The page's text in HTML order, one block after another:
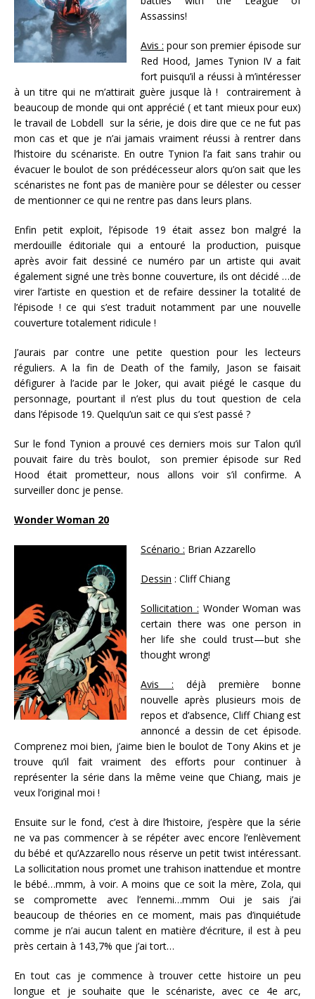
Assassins!
Avis : pour son premier épisode sur
Red Hood, James Tynion IV a fait
fort puisqu’il a réussi à m’intéresser
à un titre qui ne m’attirait guère jusque là ! contrairement à
beaucoup de monde qui ont apprécié ( et tant mieux pour eux)
le travail de Lobdell sur la série, je dois dire que ce ne fut pas
mon cas et que je n’ai jamais vraiment réussi à rentrer dans
l’histoire du scénariste. En outre Tynion l’a fait sans trahir ou
évacuer le boulot de son prédécesseur alors qu’on sait que les
scénaristes ne font pas de manière pour se délester ou cesser
de mentionner ce qui ne rentre pas dans leurs plans.
Enfin petit exploit, l’épisode 19 était assez bon malgré la
merdouille éditoriale qui a entouré la production, puisque
après avoir fait dessiné ce numéro par un artiste qui avait
également signé une très bonne couverture, ils ont décidé …de
virer l’artiste en question et de refaire dessiner la totalité de
l’épisode ! ce qui s’est traduit notamment par une nouvelle
couverture totalement ridicule !
J’aurais par contre une petite question pour les lecteurs
réguliers. A la fin de Death of the family, Jason se faisait
défigurer à l’acide par le Joker, qui avait piégé le casque du
personnage, pourtant il n’est plus du tout question de cela
dans l’épisode 19. Quelqu’un sait ce qui s’est passé ?
Sur le fond Tynion a prouvé ces derniers mois sur Talon qu’il
pouvait faire du très boulot, son premier épisode sur Red
Hood était prometteur, nous allons voir s’il confirme. A
surveiller donc je pense.
Wonder Woman 20
Scénario : Brian Azzarello
Dessin : Cliff Chiang
Sollicitation : Wonder Woman was
certain there was one person in
her life she could trust—but she
thought wrong!
Avis : déjà première bonne
nouvelle après plusieurs mois de
repos et d’absence, Cliff Chiang est
annoncé a dessin de cet épisode.
Comprenez moi bien, j’aime bien le boulot de Tony Akins et je
trouve qu’il fait vraiment des efforts pour continuer à
représenter la série dans la même veine que Chiang, mais je
veux l’original moi !
Ensuite sur le fond, c’est à dire l’histoire, j’espère que la série
ne va pas commencer à se répéter avec encore l’enlèvement
du bébé et qu’Azzarello nous réserve un petit twist intéressant.
La sollicitation nous promet une trahison inattendue et montre
le bébé…mmm, à voir. A moins que ce soit la mère, Zola, qui
se compromette avec l’ennemi…mmm Oui je sais j’ai
beaucoup de théories en ce moment, mais pas d’inquiétude
comme je n’ai aucun talent en matière d’écriture, il est à peu
près certain à 143,7% que j’ai tort…
En tout cas je commence à trouver cette histoire un peu
longue et je souhaite que le scénariste, avec ce 4e arc,